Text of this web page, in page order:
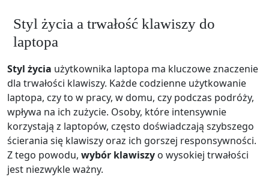
Styl życia a trwałość klawiszy do
laptopa
Styl życia użytkownika laptopa ma kluczowe znaczenie
dla trwałości klawiszy. Każde codzienne użytkowanie
laptopa, czy to w pracy, w domu, czy podczas podróży,
wpływa na ich zużycie. Osoby, które intensywnie
korzystają z laptopów, często doświadczają szybszego
ścierania się klawiszy oraz ich gorszej responsywności.
Z tego powodu, wybór klawiszy o wysokiej trwałości
jest niezwykle ważny.